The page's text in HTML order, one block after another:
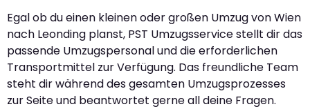
Egal ob du einen kleinen oder großen Umzug von Wien
nach Leonding planst, PST Umzugsservice stellt dir das
passende Umzugspersonal und die erforderlichen
Transportmittel zur Verfügung. Das freundliche Team
steht dir während des gesamten Umzugsprozesses
zur Seite und beantwortet gerne all deine Fragen.